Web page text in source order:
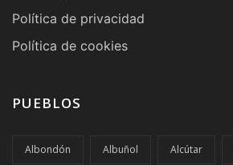
Política de privacidad
Política de cookies
PUEBLOS
Albondón Albuñol Alcútar